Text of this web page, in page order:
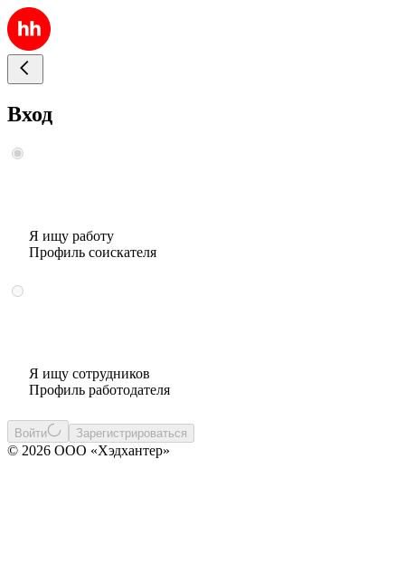
Вход
Я ищу работу
Профиль соискателя
Я ищу сотрудников
Профиль работодателя
Войти Зарегистрироваться
© 2026 ООО «Хэдхантер»